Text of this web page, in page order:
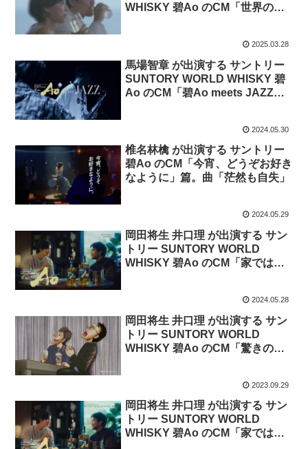
WHISKY 碧Ao のCM「世界のど
2025.03.28
馬場智章 が出演する サントリー
SUNTORY WORLD WHISKY 碧
Ao のCM「碧Ao meets JAZZ」
2024.05.30
椎名林檎 が出演する サントリー
碧Ao のCM「今宵、どうぞお好き
なように」篇。曲「茫然も自失」
2024.05.29
岡田将生 井口理 が出演する サン
トリー SUNTORY WORLD
WHISKY 碧Ao のCM「家では
2024.05.28
岡田将生 井口理 が出演する サン
トリー SUNTORY WORLD
WHISKY 碧Ao のCM「驚きの
2023.09.29
岡田将生 井口理 が出演する サン
トリー SUNTORY WORLD
WHISKY 碧Ao のCM「家では